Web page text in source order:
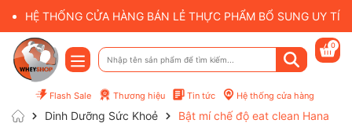
HỆ THỐNG CỬA HÀNG BÁN LẺ THỰC PHẨM BỔ SUNG UY
Flash Sale Thương hiệu Tin tức Hệ thống cửa hàng
0
Dinh Dưỡng Sức Khoẻ
Bật mí chế độ eat clean Hana